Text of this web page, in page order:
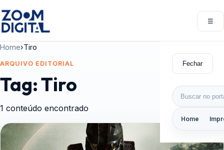
☰
Fechar
Buscar por:
Home
Home›Tiro
ARQUIVO EDITORIAL
Tag:Tiro
1 conteúdo encontrado